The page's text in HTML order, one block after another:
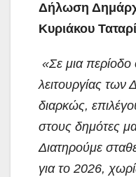
Δήλωση
Κυριάκου
«Σε μια
λειτουργίας των
διαρκώς,
στους δημότες
Διατηρούμε
για το 2026,